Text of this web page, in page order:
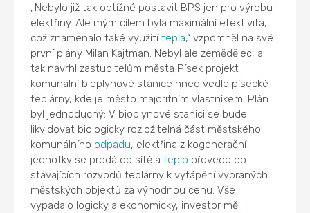
„Nebylo již tak obtížné postavit BPS jen pro výrobu
elektřiny. Ale mým cílem byla maximální efektivita,
což znamenalo také využitítepla,“ vzpomněl na své
první plány Milan Kajtman. Nebyl ale zemědělec, a
tak navrhl zastupitelům města Písek projekt
komunální bioplynové stanice hned vedle písecké
teplárny, kde je město majoritním vlastníkem. Plán
byl jednoduchý: V bioplynové stanici se bude
likvidovat biologicky rozložitelná část městského
komunálního odpadu, elektřina z kogenerační
jednotky se prodá do sítě ateplo převede do
stávajících rozvodů teplárny k vytápění vybraných
městských objektů za výhodnou cenu. Vše
vypadalo logicky a ekonomicky, investor měl i